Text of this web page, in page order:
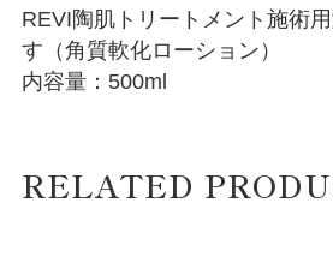
REVI陶肌トリートメント施術
す（角質軟化ローション）
内容量：500ml
RELATED